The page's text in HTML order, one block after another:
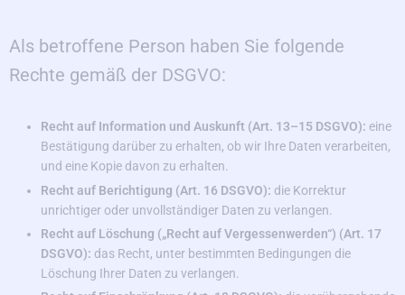
Als betroffene Person haben Sie folgende
Rechte gemäß der DSGVO:
Recht auf Information und Auskunft (Art. 13–15 DSGVO): eine
Bestätigung darüber zu erhalten, ob wir Ihre Daten verarbeiten,
und eine Kopie davon zu erhalten.
Recht auf Berichtigung (Art. 16 DSGVO): die Korrektur
unrichtiger oder unvollständiger Daten zu verlangen.
Recht auf Löschung („Recht auf Vergessenwerden“) (Art. 17
DSGVO): das Recht, unter bestimmten Bedingungen die
Löschung Ihrer Daten zu verlangen.